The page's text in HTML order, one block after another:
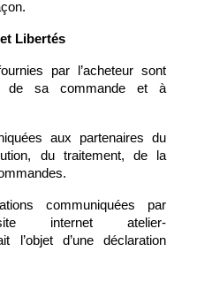
Libertés
par l’acheteur sont
de sa commande et à
aux partenaires du
du traitement, de la
communiquées par
internet atelier-
l’objet d’une déclaration